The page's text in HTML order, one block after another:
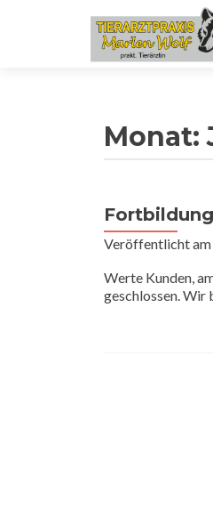
Monat:
Veröffentlicht am
Werte Kunden,
geschlossen. Wir